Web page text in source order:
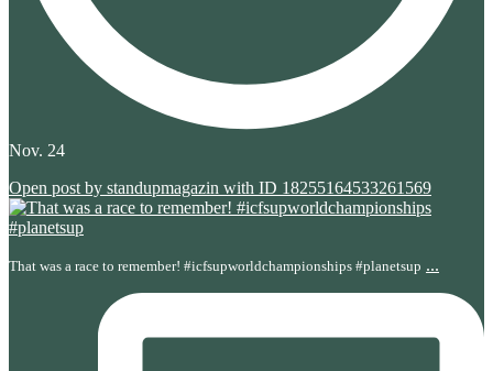
Nov. 24
Open post by standupmagazin with ID 18255164533261569
That was a race to remember! #icfsupworldchampionships #planetsup ...